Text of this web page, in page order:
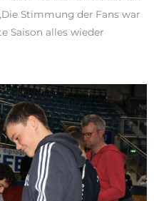
Stimmung der Fans war
Saison alles wieder